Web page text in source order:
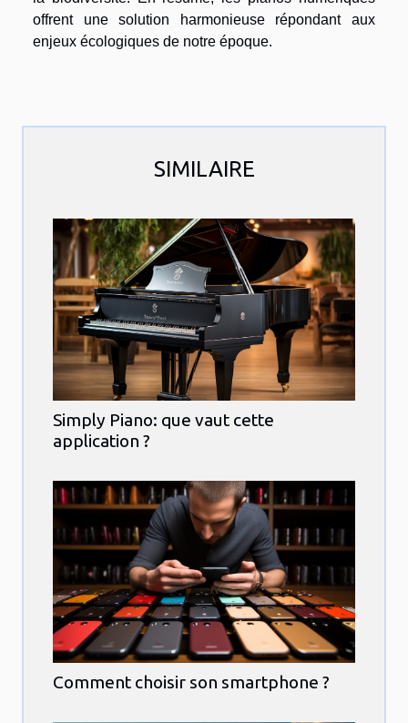
offrent une solution harmonieuse répondant aux
enjeux écologiques de notre époque.
SIMILAIRE
Simply Piano: que vaut cette
application ?
Comment choisir son smartphone ?